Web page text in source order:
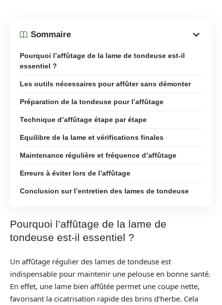
Sommaire
Pourquoi l’affûtage de la lame de tondeuse est-il
essentiel ?
Les outils nécessaires pour affûter sans démonter
Préparation de la tondeuse pour l’affûtage
Technique d’affûtage étape par étape
Equilibre de la lame et vérifications finales
Maintenance régulière et fréquence d’affûtage
Erreurs à éviter lors de l’affûtage
Conclusion sur l’entretien des lames de tondeuse
Pourquoi l’affûtage de la lame de
tondeuse est-il essentiel ?
Un affûtage régulier des lames de tondeuse est
indispensable pour maintenir une pelouse en bonne santé.
En effet, une lame bien affûtée permet une coupe nette,
favorisant la cicatrisation rapide des brins d’herbe. Cela